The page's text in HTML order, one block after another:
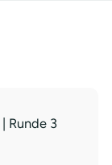
| Runde 3